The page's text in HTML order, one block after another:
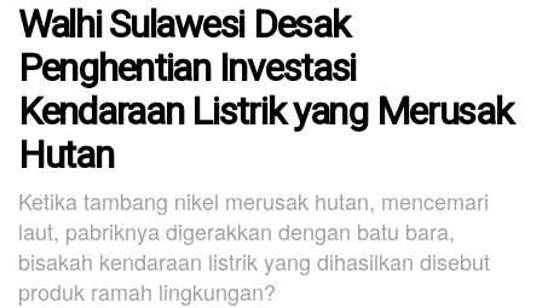
Walhi Sulawesi Desak
Penghentian Investasi
Kendaraan Listrik yang Merusak
Hutan
Ketika tambang nikel merusak hutan, mencemari
laut, pabriknya digerakkan dengan batu bara,
bisakah kendaraan listrik yang dihasilkan disebut
produk ramah lingkungan?